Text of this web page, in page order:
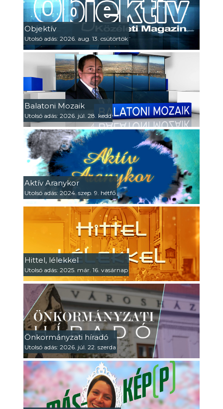
Objektív
Utolsó adás: 2026. aug. 13. csütörtök
Balatoni Mozaik
Utolsó adás: 2026. júl. 28. kedd
Aktív Aranykor
Utolsó adás: 2024. szep. 9. hétfő
Hittel, lélekkel
Utolsó adás: 2025. már. 16. vasárnap
Önkormányzati híradó
Utolsó adás: 2026. júl. 22. szerda